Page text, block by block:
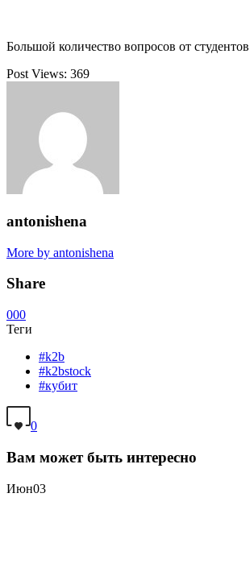
Большой количество вопросов от
Post Views: 369
antonishena
More by antonishena
Share
000
Теги
#k2b
#k2bstock
#кубит
0
Вам может быть интересно
Июн03